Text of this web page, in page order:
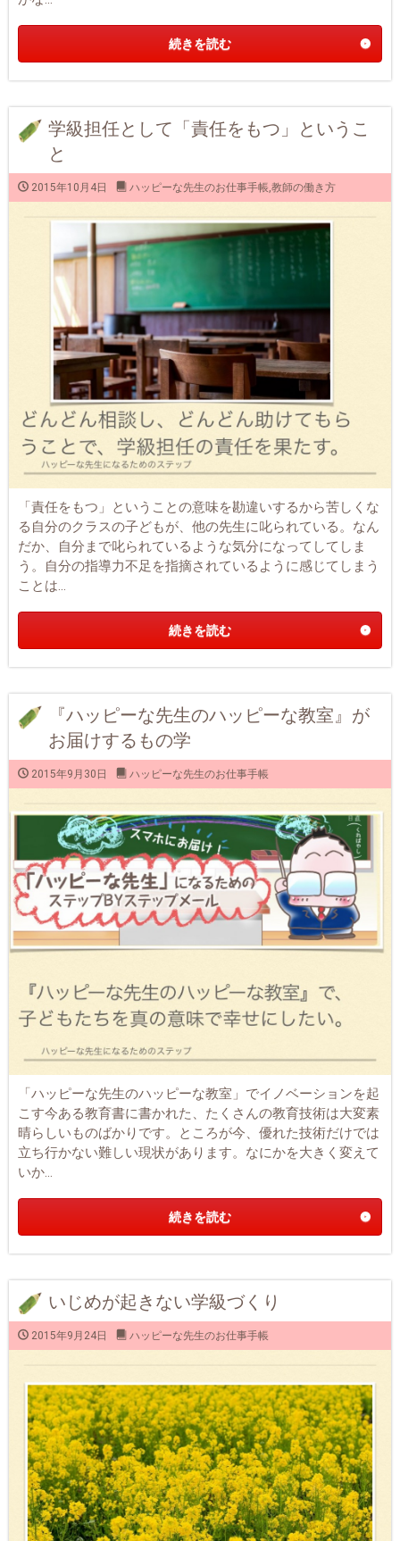
続きを読む
学級担任として「責任をもつ」というこ
と
2015年10月4日 ハッピーな先生のお仕事手帳,教師の働き方
「責任をもつ」ということの意味を勘違いするから苦しくな
る自分のクラスの子どもが、他の先生に叱られている。なん
だか、自分まで叱られているような気分になってしてしま
う。自分の指導力不足を指摘されているように感じてしまう
ことは...
続きを読む
『ハッピーな先生のハッピーな教室』が
お届けするもの学
2015年9月30日 ハッピーな先生のお仕事手帳
「ハッピーな先生のハッピーな教室」でイノベーションを起
こす今ある教育書に書かれた、たくさんの教育技術は大変素
晴らしいものばかりです。ところが今、優れた技術だけでは
立ち行かない難しい現状があります。なにかを大きく変えて
いか...
続きを読む
いじめが起きない学級づくり
2015年9月24日 ハッピーな先生のお仕事手帳